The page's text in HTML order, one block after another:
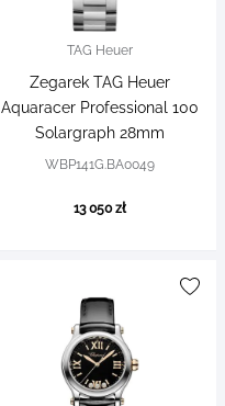
TAG Heuer
Zegarek TAG Heuer
Aquaracer Professional 100
Solargraph 28mm
WBP141G.BA0049
13 050 zł